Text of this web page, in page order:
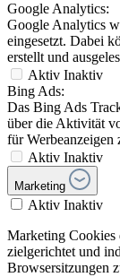
Google Analytics:
Google Analytics
eingesetzt. Dabei
erstellt und
Aktiv Inaktiv
Bing Ads:
Das Bing Ads
über die Aktivität
für Werbeanzeigen
Aktiv Inaktiv
Marketing
Aktiv Inaktiv
Marketing Cookies
zielgerichtet und
Browsersitzungen